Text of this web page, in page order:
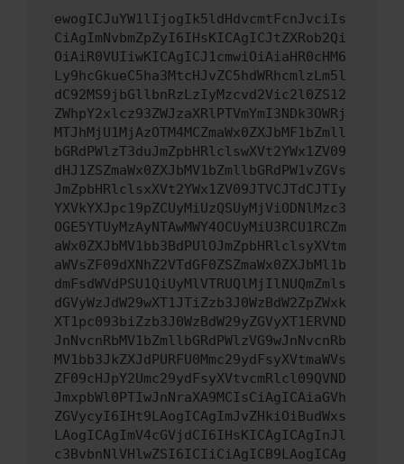
ewogICJuYW1lIjogIk5ldHdvcmtFcnJvciIs
CiAgImNvbmZpZyI6IHsKICAgICJtZXRob2Qi
OiAiR0VUIiwKICAgICJ1cmwiOiAiaHR0cHM6
Ly9hcGkueC5ha3MtcHJvZC5hdWRhcmlzLm5l
dC92MS9jbGllbnRzLzIyMzcvd2Vic2l0ZS12
ZWhpY2xlcz93ZWJzaXRlPTVmYmI3NDk3OWRj
MTJhMjU1MjAzOTM4MCZmaWx0ZXJbMF1bZmll
bGRdPWlzT3duJmZpbHRlclswXVt2YWx1ZV09
dHJ1ZSZmaWx0ZXJbMV1bZmllbGRdPW1vZGVs
JmZpbHRlclsxXVt2YWx1ZV09JTVCJTdCJTIy
YXVkYXJpc19pZCUyMiUzQSUyMjViODNlMzc3
OGE5YTUyMzAyNTAwMWY4OCUyMiU3RCU1RCZm
aWx0ZXJbMV1bb3BdPUlOJmZpbHRlclsyXVtm
aWVsZF09dXNhZ2VTdGF0ZSZmaWx0ZXJbMl1b
dmFsdWVdPSU1QiUyMlVTRUQlMjIlNUQmZmls
dGVyWzJdW29wXT1JTiZzb3J0WzBdW2ZpZWxk
XT1pc093biZzb3J0WzBdW29yZGVyXT1ERVND
JnNvcnRbMV1bZmllbGRdPWlzVG9wJnNvcnRb
MV1bb3JkZXJdPURFU0Mmc29ydFsyXVtmaWVs
ZF09cHJpY2Umc29ydFsyXVtvcmRlcl09QVND
JmxpbWl0PTIwJnNraXA9MCIsCiAgICAiaGVh
ZGVycyI6IHt9LAogICAgImJvZHkiOiBudWxs
LAogICAgImV4cGVjdCI6IHsKICAgICAgInJl
c3BvbnNlVHlwZSI6ICIiCiAgICB9LAogICAg